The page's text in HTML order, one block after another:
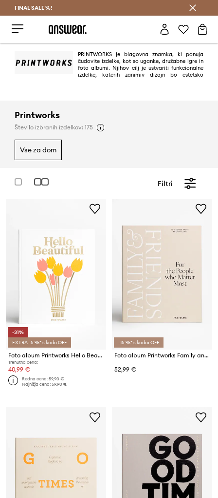
FINAL SALE %!
PRINTWORKS je blagovna znamka, ki ponuja
čudovite izdelke, kot so uganke, družabne igre in
foto albumi. Njihov cilj je ustvariti funkcionalne
izdelke, katerih zanimiv dizajn bo estetsko
Printworks
Število izbranih izdelkov: 175
vse za dom
Filtri
-31%
EXTRA -5 %* s kodo OFF
Foto album Printworks Hello Beautiful 33 x 27 cm
Trenutna cena:
40,99 €
Redna cena:59,90 €
Najnižja cena:59,90 €
-15 %* s kodo: OFF
Foto album Printworks Family and Friends
52,99 €